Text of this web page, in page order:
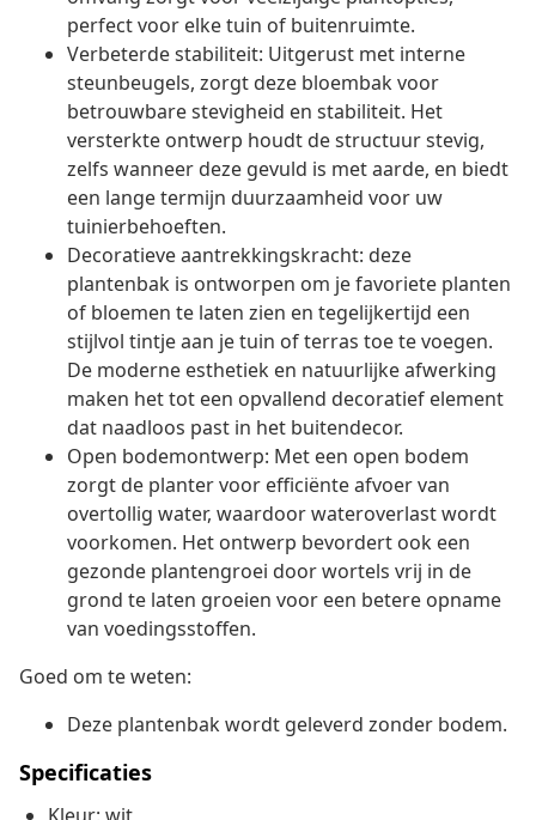
perfect voor elke tuin of buitenruimte.
Verbeterde stabiliteit: Uitgerust met interne
steunbeugels, zorgt deze bloembak voor
betrouwbare stevigheid en stabiliteit. Het
versterkte ontwerp houdt de structuur stevig,
zelfs wanneer deze gevuld is met aarde, en biedt
een lange termijn duurzaamheid voor uw
tuinierbehoeften.
Decoratieve aantrekkingskracht: deze
plantenbak is ontworpen om je favoriete planten
of bloemen te laten zien en tegelijkertijd een
stijlvol tintje aan je tuin of terras toe te voegen.
De moderne esthetiek en natuurlijke afwerking
maken het tot een opvallend decoratief element
dat naadloos past in het buitendecor.
Open bodemontwerp: Met een open bodem
zorgt de planter voor efficiënte afvoer van
overtollig water, waardoor wateroverlast wordt
voorkomen. Het ontwerp bevordert ook een
gezonde plantengroei door wortels vrij in de
grond te laten groeien voor een betere opname
van voedingsstoffen.
Goed om te weten:
Deze plantenbak wordt geleverd zonder bodem.
Specificaties